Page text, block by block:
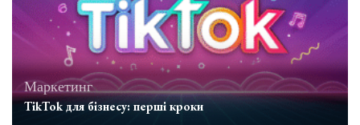
Маркетинг
TikTok для бізнесу: перші кроки